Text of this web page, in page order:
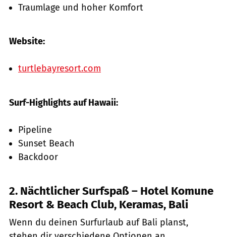
Traumlage und hoher Komfort
Website:
turtlebayresort.com
Surf-Highlights auf Hawaii:
Pipeline
Sunset Beach
Backdoor
2. Nächtlicher Surfspaß – Hotel Komune
Resort & Beach Club, Keramas, Bali
Wenn du deinen Surfurlaub auf Bali planst,